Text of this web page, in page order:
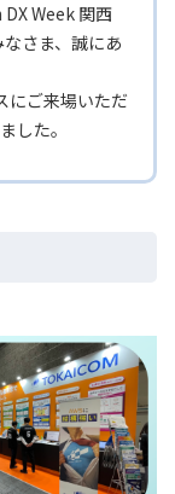
Week 関西
さま、誠にあ
にご来場いただ
した。